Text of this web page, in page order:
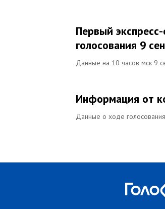
Первый
голосования 9
Данные на 10 часов мск 9
Информация от
Данные о ходе